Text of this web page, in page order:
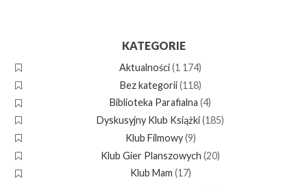
KATEGORIE
Aktualności(1 174)
Bez kategorii(118)
Biblioteka Parafialna (4)
Dyskusyjny Klub Książki(185)
Klub Filmowy(9)
Klub Gier Planszowych (20)
Klub Mam (17)